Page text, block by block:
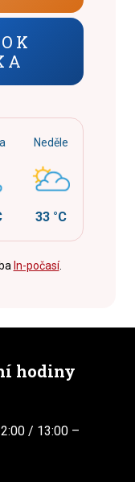
Neděle
33 °C
In-počasí.
hodiny
/ 13:00 –